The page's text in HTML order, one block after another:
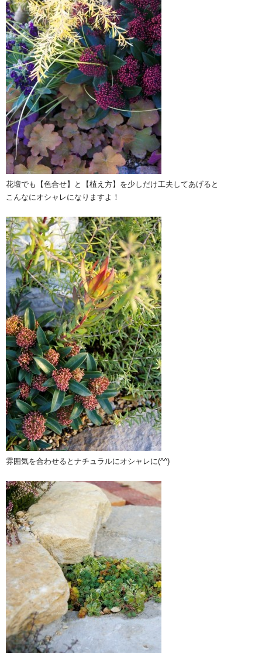
花壇でも【色合せ】と【植え方】を少しだけ工夫してあげると
こんなにオシャレになりますよ！
雰囲気を合わせるとナチュラルにオシャレに(^^)